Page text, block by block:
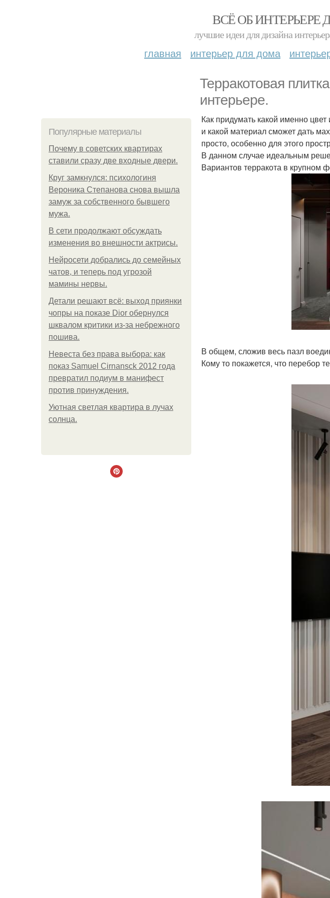
ВСЁ ОБ
лучшие идеи для дизайна
главная интерьер для дома
Терракотовая
интерьере.
Популярные материалы
Почему в советских квартирах
ставили сразу две входные двери.
Круг замкнулся: психологиня
Вероника Степанова снова вышла
замуж за собственного бывшего
мужа.
В сети продолжают обсуждать
изменения во внешности актрисы.
Нейросети добрались до семейных
чатов, и теперь под угрозой
мамины нервы.
Детали решают всё: выход приянки
чопры на показе Dior обернулся
шквалом критики из-за небрежного
пошива.
Невеста без права выбора: как
показ Samuel Cirnansck 2012 года
превратил подиум в манифест
против принуждения.
Уютная светлая квартира в лучах
солнца.
Как придумать какой именно
и какой материал сможет дать
просто, особенно для этого
В данном случае идеальным
Вариантов терракота в крупном
В общем, сложив весь пазл
Кому то покажется, что перебор